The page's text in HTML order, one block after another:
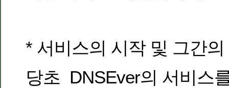
* 서비스의 시작 및 그간의
당초 DNSEver의 서비스